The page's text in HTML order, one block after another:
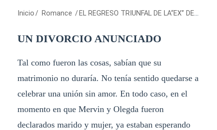
Inicio / Romance / EL REGRESO TRIUNFAL DE LA“EX” DESPRECIADA
UN DIVORCIO ANUNCIADO
Tal como fueron las cosas, sabían que su
matrimonio no duraría. No tenía sentido quedarse a
celebrar una unión sin amor. En todo caso, en el
momento en que Mervin y Olegda fueron
declarados marido y mujer, ya estaban esperando